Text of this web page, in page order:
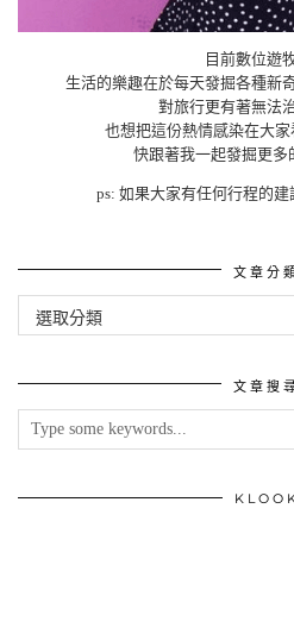
目前數位遊
生活的樂趣在於每天發掘各種新
對旅行更有著無法
也想把這份熱情感染在大家
快跟著我一起發掘更多
ps: 如果大家有任何行程的
文章分
文章搜